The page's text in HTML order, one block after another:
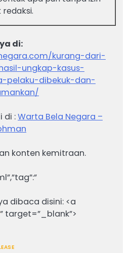
di:
kurang-dari-
ungkap-kasus-
pelaku-dibekuk-dan-
di :Warta Bela Negara –
konten kemitraan.
dibaca disini: <a
” target=”_blank”>